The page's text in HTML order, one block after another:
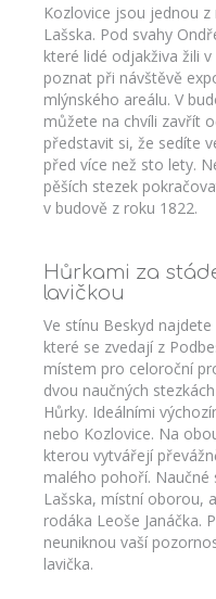
Kozlovice jsou jednou
Lašska. Pod svahy
které lidé odjakživa žili
poznat při návštěvě
mlýnského areálu. V
můžete na chvíli zavřít
představit si, že sedíte
před více než sto lety.
pěších stezek
v budově z roku 1822.
Hůrkami za
lavičkou
Ve stínu Beskyd
které se zvedají z
místem pro celoroční
dvou naučných
Hůrky. Ideálními
nebo Kozlovice. Na
kterou vytvářejí
malého pohoří. Naučné
Lašska, místní oborou,
rodáka Leoše Janáčka.
neuniknou vaší
lavička.